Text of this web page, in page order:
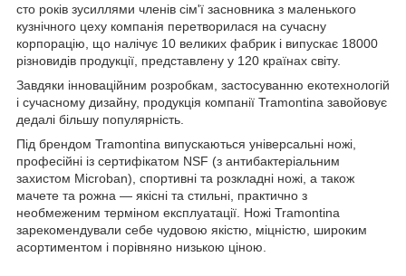
сто років зусиллями членів сім'ї засновника з маленького
кузнічного цеху компанія перетворилася на сучасну
корпорацію, що налічує 10 великих фабрик і випускає 18000
різновидів продукції, представлену у 120 країнах світу.
Завдяки інноваційним розробкам, застосуванню екотехнологій
і сучасному дизайну, продукція компанії Tramontina завойовує
дедалі більшу популярність.
Під брендом Tramontina випускаються універсальні ножі,
професійні із сертифікатом NSF (з антибактеріальним
захистом Microban), спортивні та розкладні ножі, а також
мачете та рожна — якісні та стильні, практично з
необмеженим терміном експлуатації. Ножі Tramontina
зарекомендували себе чудовою якістю, міцністю, широким
асортиментом і порівняно низькою ціною.